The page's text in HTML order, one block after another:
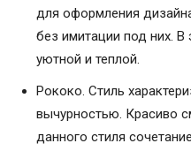
для оформления
без имитации под них. В
уютной и теплой.
Рококо. Стиль
вычурностью. Красиво
данного стиля